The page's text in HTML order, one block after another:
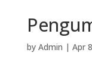
by Admin | Apr